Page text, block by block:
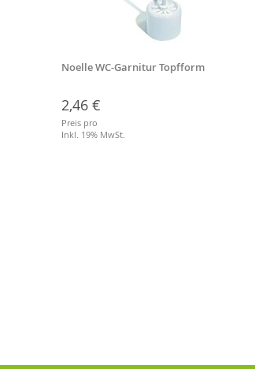
Noelle WC-Garnitur Topfform
2,46 €
Preis pro
Inkl. 19% MwSt.